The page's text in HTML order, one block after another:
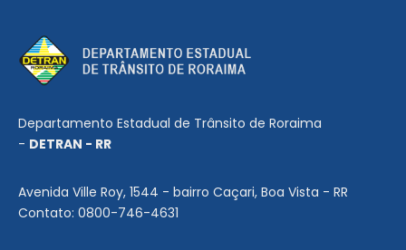
Departamento Estadual de Trânsito de Roraima
- DETRAN - RR
Avenida Ville Roy, 1544 - bairro Caçari, Boa Vista - RR
Contato: 0800-746-4631